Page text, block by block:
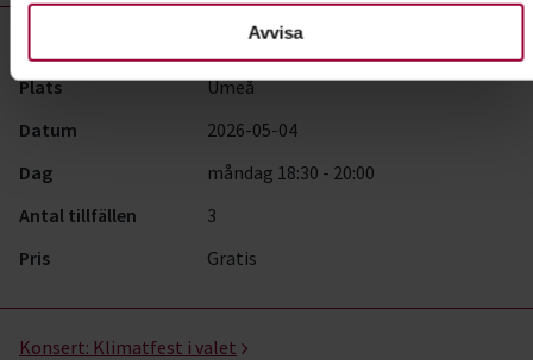
Avvisa
Speed friending
Plats
Umeå
Datum
2026-05-04
Dag
måndag 18:30 - 20:00
Antal tillfällen
3
Pris
Gratis
Konsert: Klimatfest i valet